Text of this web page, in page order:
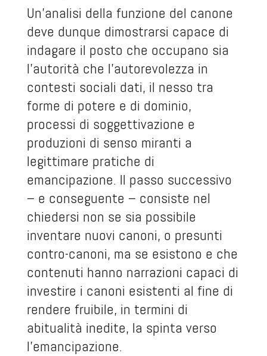
Un’analisi della funzione del canone
deve dunque dimostrarsi capace di
indagare il posto che occupano sia
l’autorità che l’autorevolezza in
contesti sociali dati, il nesso tra
forme di potere e di dominio,
processi di soggettivazione e
produzioni di senso miranti a
legittimare pratiche di
emancipazione. Il passo successivo
– e conseguente – consiste nel
chiedersi non se sia possibile
inventare nuovi canoni, o presunti
contro-canoni, ma se esistono e che
contenuti hanno narrazioni capaci di
investire i canoni esistenti al fine di
rendere fruibile, in termini di
abitualità inedite, la spinta verso
l’emancipazione.